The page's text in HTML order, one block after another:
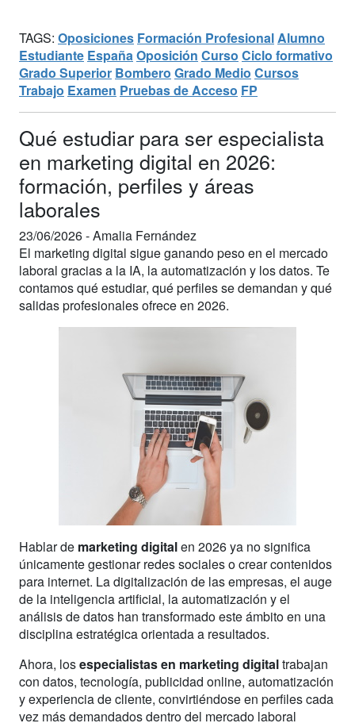
TAGS: Oposiciones Formación Profesional Alumno
Estudiante España Oposición Curso Ciclo formativo
Grado Superior Bombero Grado Medio Cursos
Trabajo Examen Pruebas de Acceso FP
Qué estudiar para ser especialista
en marketing digital en 2026:
formación, perfiles y áreas
laborales
23/06/2026 -Amalia Fernández
El marketing digital sigue ganando peso en el mercado
laboral gracias a la IA, la automatización y los datos. Te
contamos qué estudiar, qué perfiles se demandan y qué
salidas profesionales ofrece en 2026.
Hablar de marketing digitalen 2026 ya no significa
únicamente gestionar redes sociales o crear contenidos
para internet. La digitalización de las empresas, el auge
de la inteligencia artificial, la automatización y el
análisis de datos han transformado este ámbito en una
disciplina estratégica orientada a resultados.
Ahora, losespecialistas en marketing digitaltrabajan
con datos, tecnología, publicidad online, automatización
y experiencia de cliente, convirtiéndose en perfiles cada
vez más demandados dentro del mercado laboral